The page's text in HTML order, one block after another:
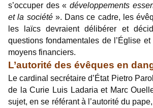
s’occuper des « développements
et la société». Dans ce cadre, les
les laïcs devraient délibérer et
questions fondamentales de l’Église
moyens financiers.
L’autorité des évêques en
Le cardinal secrétaire d’État Pietro
de la Curie Luis Ladaria et Marc
sujet, en se référant à l’autorité du